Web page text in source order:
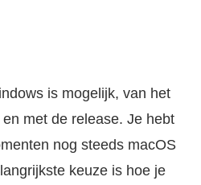
is mogelijk, van het
met de release. Je hebt
nog steeds macOS
keuze is hoe je